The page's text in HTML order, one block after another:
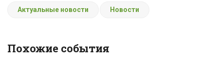
Актуальные новости Новости
Похожие события